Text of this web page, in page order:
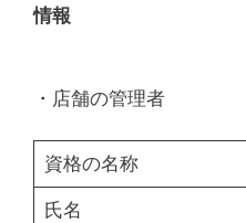
情報
・店舗の管理者
資格の名称
氏名